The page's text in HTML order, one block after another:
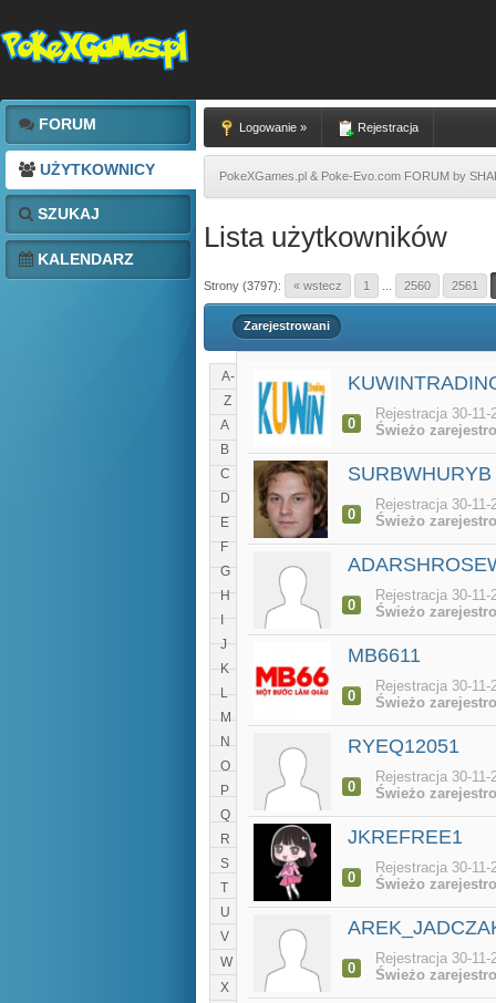
FORUM
UŻYTKOWNICY
SZUKAJ
KALENDARZ
Logowanie » Rejestracja
PokeXGames.pl & Poke-Evo.com FORUM by
Lista użytkowników
Strony (3797): « wstecz 1 2560 2561
Zarejestrowani
A-
Z
A
B
C
D
E
F
G
H
J
K
L
M
N
O
P
Q
R
S
T
U
V
W
X
0
Rejestracja 30-11-
Świeżo
SURBWHURYB
0
Rejestracja 30-11-
Świeżo
0
Rejestracja 30-11-
Świeżo
MB6611
0
Rejestracja 30-11-
Świeżo
RYEQ12051
0
Rejestracja 30-11-
Świeżo
JKREFREE1
0
Rejestracja 30-11-
Świeżo
0
Rejestracja 30-11-
Świeżo